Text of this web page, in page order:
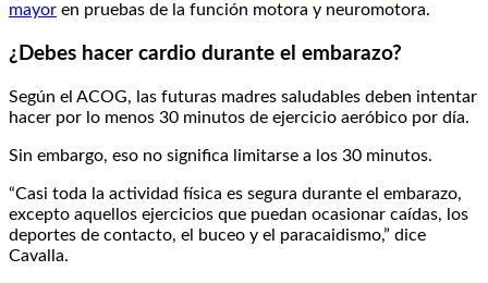
mayor en pruebas de la función motora y neuromotora.
¿Debes hacer cardio durante el embarazo?
Según el ACOG, las futuras madres saludables deben intentar
hacer por lo menos 30 minutos de ejercicio aeróbico por día.
Sin embargo, eso no significa limitarse a los 30 minutos.
“Casi toda la actividad física es segura durante el embarazo,
excepto aquellos ejercicios que puedan ocasionar caídas, los
deportes de contacto, el buceo y el paracaidismo,” dice
Cavalla.